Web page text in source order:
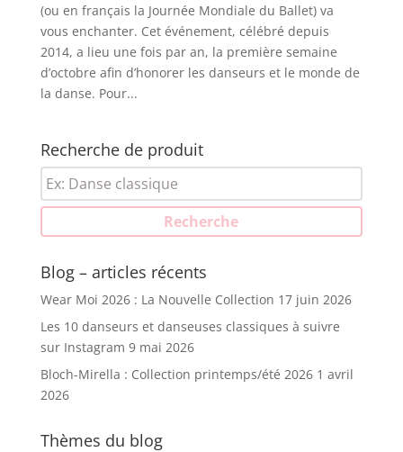
(ou en français la Journée Mondiale du Ballet) va
vous enchanter. Cet événement, célébré depuis
2014, a lieu une fois par an, la première semaine
d’octobre afin d’honorer les danseurs et le monde de
la danse. Pour...
Recherche de produit
Recherche
pour :
Recherche
Blog – articles récents
Wear Moi 2026 : La Nouvelle Collection 17 juin 2026
Les 10 danseurs et danseuses classiques à suivre
sur Instagram 9 mai 2026
Bloch-Mirella : Collection printemps/été 2026 1 avril
2026
Thèmes du blog